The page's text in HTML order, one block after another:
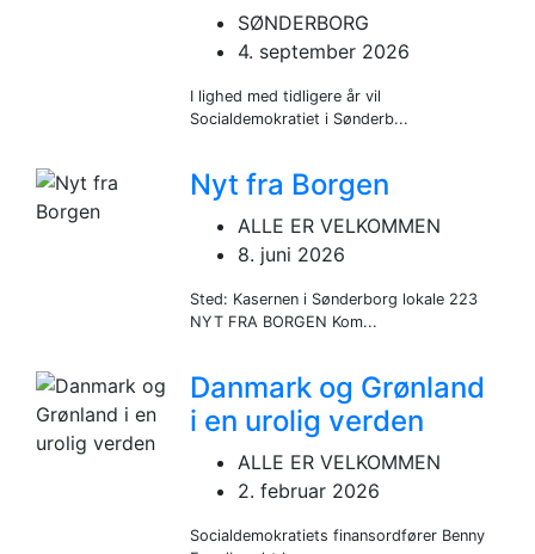
SØNDERBORG
4. september 2026
I lighed med tidligere år vil
Socialdemokratiet i Sønderb...
Nyt fra Borgen
ALLE ER VELKOMMEN
8. juni 2026
Sted: Kasernen i Sønderborg lokale 223
NYT FRA BORGEN Kom...
Danmark og Grønland
i en urolig verden
ALLE ER VELKOMMEN
2. februar 2026
Socialdemokratiets finansordfører Benny